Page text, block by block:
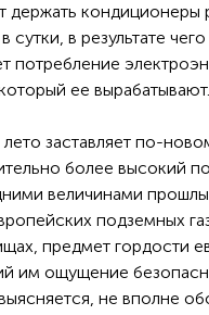
держать
сутки, в результате
потребление
ее вырабатывают.
заставляет по-
более высокий
величинами
подземных
предмет гордости
им ощущение
не вполне